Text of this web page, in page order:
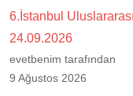
6.İstanbul
24.09.2026
evetbenim tarafından
9 Ağustos 2026